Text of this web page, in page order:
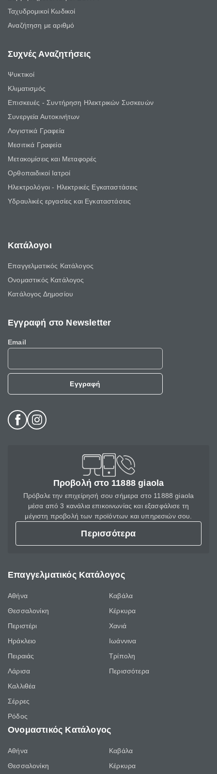
Ταχυδρομικοί Κωδικοί
Αναζήτηση με αριθμό
Συχνές Αναζητήσεις
Ψυκτικοί
Κλιματισμός
Επισκευές - Συντήρηση Ηλεκτρικών Συσκευών
Συνεργεία Αυτοκινήτων
Λογιστικά Γραφεία
Μεσιτικά Γραφεία
Μετακομίσεις και Μεταφορές
Ορθοπαιδικοί Ιατροί
Ηλεκτρολόγοι - Ηλεκτρικές Εγκαταστάσεις
Υδραυλικές εργασίες και Εγκαταστάσεις
Κατάλογοι
Επαγγελματικός Κατάλογος
Ονομαστικός Κατάλογος
Κατάλογος Δημοσίου
Εγγραφή στο Newsletter
Email
Εγγραφή
Προβολή στο 11888 giaola
Πρόβαλε την επιχείρησή σου σήμερα στο 11888 giaola
μέσα από 3 κανάλια επικοινωνίας και εξασφάλισε τη
μέγιστη προβολή των προϊόντων και υπηρεσιών σου.
Περισσότερα
Επαγγελματικός Κατάλογος
Αθήνα
Θεσσαλονίκη
Περιστέρι
Ηράκλειο
Πειραιάς
Λάρισα
Καλλιθέα
Σέρρες
Ρόδος
Καβάλα
Κέρκυρα
Χανιά
Ιωάννινα
Τρίπολη
Περισσότερα
Ονομαστικός Κατάλογος
Αθήνα
Θεσσαλονίκη
Καβάλα
Κέρκυρα